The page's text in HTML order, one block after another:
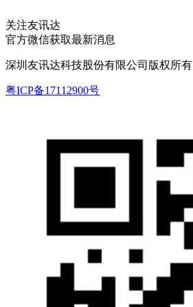
关注友讯达
官方微信获取最新消息
深圳友讯达科技股份有限公司版权所有
粤ICP备17112900号